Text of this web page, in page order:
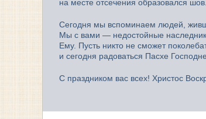
на месте отсечения образовался
Сегодня мы вспоминаем людей,
Мы с вами — недостойные
Ему. Пусть никто не сможет
и сегодня радоваться Пасхе
С праздником вас всех! Христос